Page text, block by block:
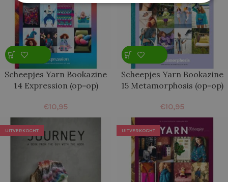
Scheepjes Yarn Bookazine
14 Expression (op=op)
€10,95
Scheepjes Yarn Bookazine
15 Metamorphosis (op=op)
€10,95
UITVERKOCHT UITVERKOCHT